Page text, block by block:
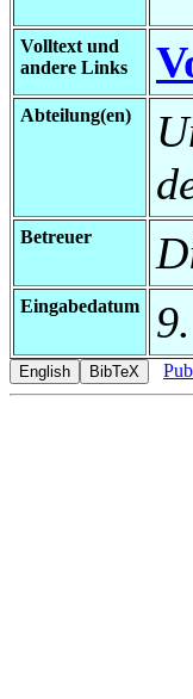
Volltext und
andere Links
Abteilung(en)
Betreuer
Eingabedatum